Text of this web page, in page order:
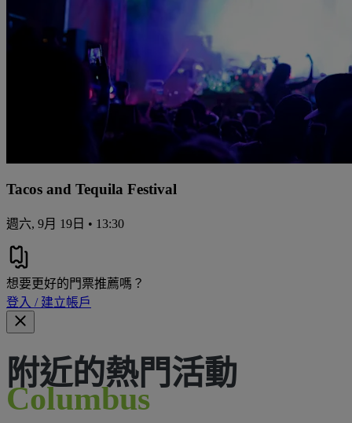
Tacos and Tequila Festival
週六, 9月 19日 • 13:30
想要更好的門票推薦嗎？
登入 / 建立帳戶
附近的熱門活動
Columbus